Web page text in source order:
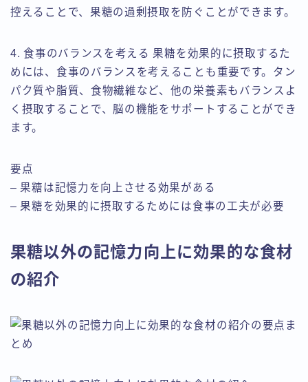
控えることで、果糖の過剰摂取を防ぐことができます。
4. 食事のバランスを考える 果糖を効果的に摂取するた
めには、食事のバランスを考えることも重要です。タン
パク質や脂質、食物繊維など、他の栄養素もバランスよ
く摂取することで、脳の機能をサポートすることができ
ます。
要点
– 果糖は記憶力を向上させる効果がある
– 果糖を効果的に摂取するためには食事の工夫が必要
果糖以外の記憶力向上に効果的な食材
の紹介